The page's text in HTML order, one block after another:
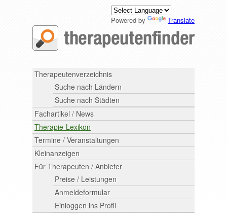
Powered by Translate
Therapeutenverzeichnis
Suche nach Ländern
Suche nach Städten
Fachartikel / News
Therapie-Lexikon
Termine / Veranstaltungen
Kleinanzeigen
Für Therapeuten / Anbieter
Preise / Leistungen
Anmeldeformular
Einloggen ins Profil